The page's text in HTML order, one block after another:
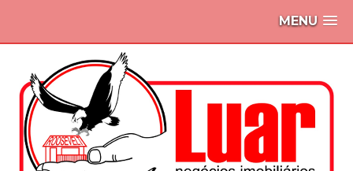
MENU